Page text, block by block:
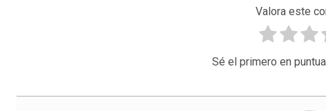
Valora este
Sé el primero en